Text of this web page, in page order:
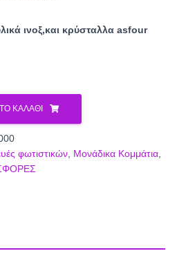
ινοξ,και κρύσταλλα asfour
ΚΑΛΆΘΙ
φωτιστικών Μονάδικα Κομμάτια